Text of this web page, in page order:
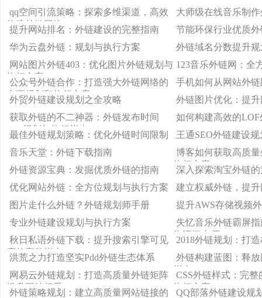
qq空间引流策略：探索多维渠道，高效
构建外链网络
大师级在线音乐制
提升网站排名：外链建设的完整指南
节能环保行业优质
华为云盘外链：规划与执行方案
外链域名分数提升
网站图片外链403：优化图片外链规划与
执行方案
123音乐外链网：全
公众号外链合作：打造强大外链网络的
全面规划和执行方案
手机如何从网站外
外贸外链建设规划之全攻略
外链图片优化：提
获取外链的不二神器：外链发布时间
App规划与执行指南
如何构建高效的
最佳外链规划策略：优化外链时间限制
王通SEO外链建设
音乐天堂：外链下载指南
博客如何获取高质
执行方案
外链资源宝典：发掘优质外链的指南
深入探索淘宝外链
优化网站外链：全方位规划与执行方案
建立权威外链，提
图片走什么外链？外链规划师手册
提升AWS存储视频
专业外链建设规划与执行方案
失忆音乐外链霸屏
为记忆大师
秋日私语外链下载：提升搜索引擎可见
度的完整指南
2018外链规划：打
洪荒之力打造坚实Pdd外链生态体系
外链构建蓝图：释
指南
网易云外链规划：打造高质量外链矩阵
提升网站权重
CSS外链样式：完
执行方案
外链策略规划：建立高质量网站链接的
QQ部落外链建设规